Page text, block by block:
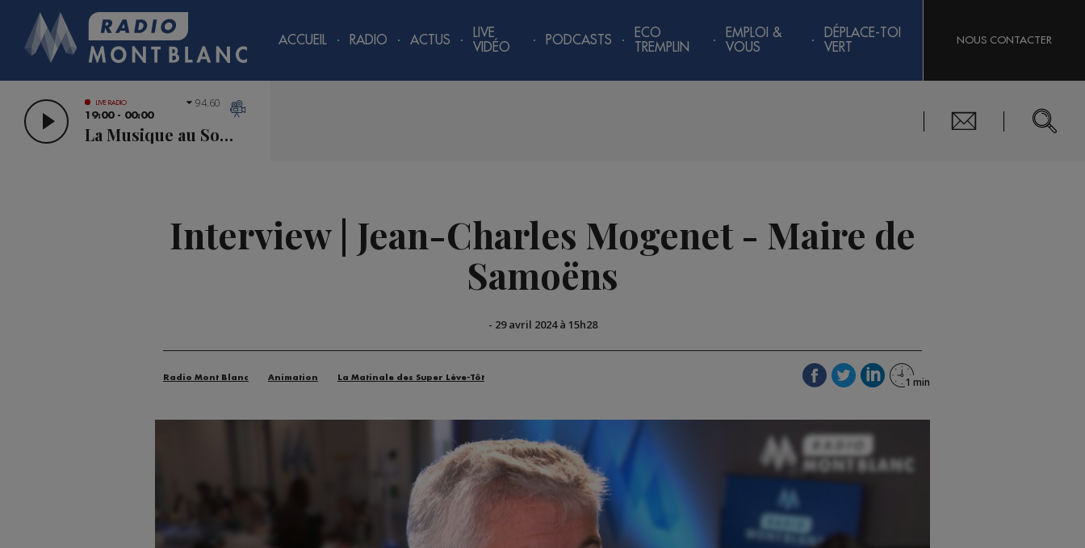
ACCUEIL RADIO ACTUS
LIVE
VIDÉO
PODCASTS
ECO
TREMPLIN
EMPLOI &
VOUS
DÉPLACE-TOI
VERT
NOUS CONTACTER
LIVE RADIO
19:00 - 00:00
La Musique au Sommet
94.60
Interview | Jean-Charles Mogenet - Maire de
Samoëns
- 29 avril 2024 à 15h28
Radio Mont Blanc Animation La Matinale des Super Lève-Tôt